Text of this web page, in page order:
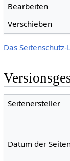
Bearbeiten
Verschieben
Das
Seitenersteller
Datum der